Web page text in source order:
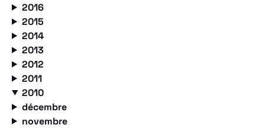
2016
2015
2014
2013
2012
2011
2010
décembre
novembre